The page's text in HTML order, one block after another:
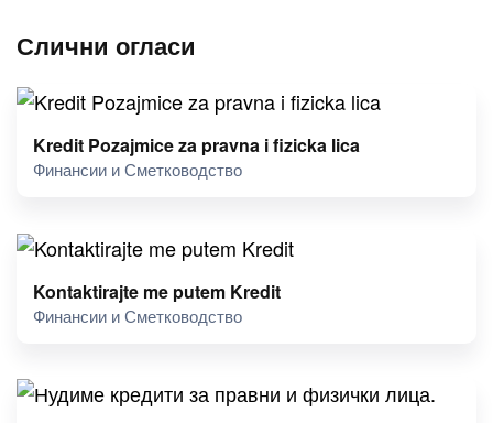
Слични огласи
Kredit Pozajmice za pravna i fizicka lica
Финансии и Сметководство
Kontaktirajte me putem Kredit
Финансии и Сметководство